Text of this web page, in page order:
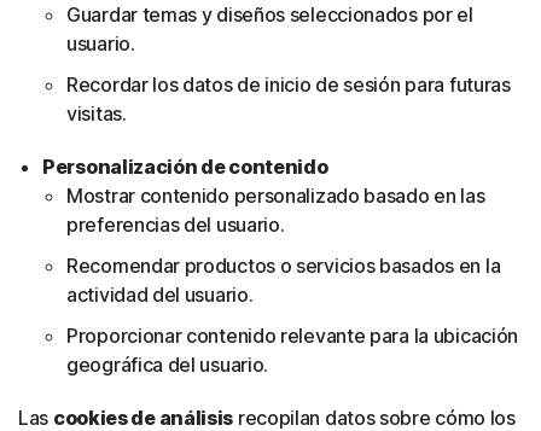
Guardar temas y diseños seleccionados por el
usuario.
Recordar los datos de inicio de sesión para futuras
visitas.
Personalización de contenido
Mostrar contenido personalizado basado en las
preferencias del usuario.
Recomendar productos o servicios basados en la
actividad del usuario.
Proporcionar contenido relevante para la ubicación
geográfica del usuario.
Las cookies de análisis recopilan datos sobre cómo los